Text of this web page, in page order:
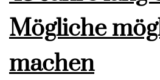
Mögliche
machen